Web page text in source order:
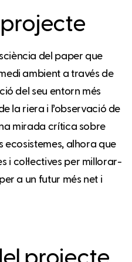
del paper que
ambient a través de
del seu entorn més
la riera i l’observació de
mirada crítica sobre
ecosistemes, alhora que
i col·lectives per millorar-
a un futur més net i